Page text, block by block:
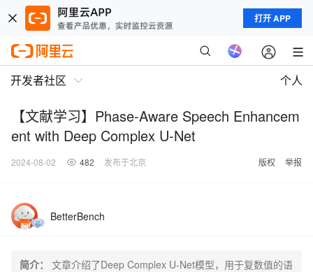
打开 APP
开发者社区 个人
【文献学习】Phase-Aware Speech Enhancem
ent with Deep Complex U-Net
2024-08-02 482 发布于北京 版权 举报
BetterBench
简介：
文章介绍了Deep Complex U-Net模型，用于复数值的语